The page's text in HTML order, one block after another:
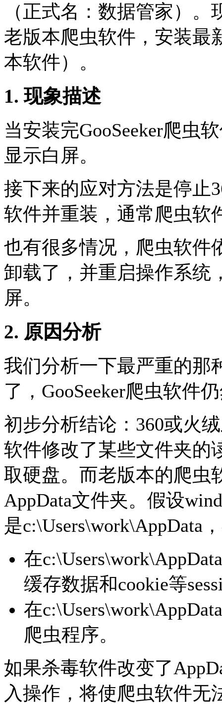
（正式名：数据管家）
老版本爬虫软件，安装最
本软件）。
1. 现象描述
当安装完GooSeeker爬虫
显示白屏。
接下来的应对方法是停止
软件并重装，通常爬虫软
也有很多情况，爬虫软件
卸载了，并重启操作系统
屏。
2. 原因分析
我们分析一下最严重的那
了，GooSeeker爬虫软件
初步分析结论：360或火
软件修改了某些文件夹的
取硬盘。而老版本的爬虫
AppData文件夹。假设
是c:\Users\work\AppData
在
缓存数据和cookie等
在
爬虫程序。
如果杀毒软件改变了
入操作，将使爬虫软件无